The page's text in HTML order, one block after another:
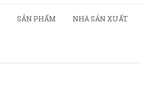
SẢN PHẨM NHÀ SẢN XUẤT